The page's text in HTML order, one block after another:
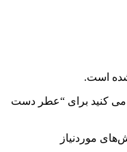
است.
می کنید برای “عطر دست
موردنیاز